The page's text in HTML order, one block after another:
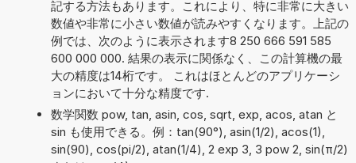
記する方法もあります。これにより、特に非常に大きい
数値や非常に小さい数値が読みやすくなります。上記の
例では、次のように表示されます8 250 666 591 585
600 000 000. 結果の表示に関係なく、この計算機の最
大の精度は14桁です。 これはほとんどのアプリケーシ
ョンにおいて十分な精度です.
数学関数 pow, tan, asin, cos, sqrt, exp, acos, atan と
sin も使用できる。例：tan(90°), asin(1/2), acos(1),
sin(90), cos(pi/2), atan(1/4), 2 exp 3, 3 pow 2, sin(π/2)